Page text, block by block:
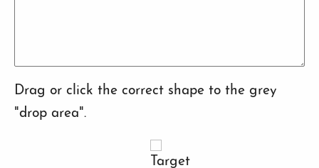
Drag or click the correct shape to the grey
"drop area".